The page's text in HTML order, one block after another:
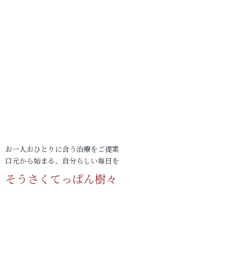
お一人おひとりに合う治療をご提案
口元から始まる、自分らしい毎日を
そうさくてっぱん樹々